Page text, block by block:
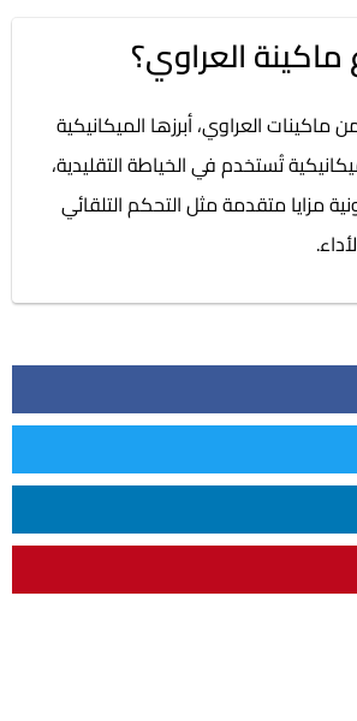
العراوي؟
ماكينات العراوي، أبرزها الميكانيكية
تُستخدم في الخياطة التقليدية،
مزايا متقدمة مثل التحكم التلقائي